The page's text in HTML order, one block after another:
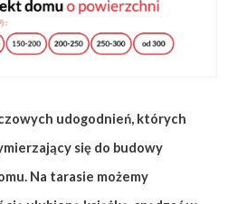
udogodnień, których
się do budowy
Na tarasie możemy